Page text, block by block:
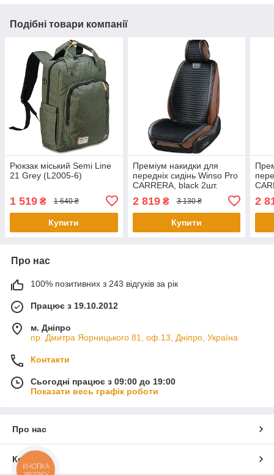
Подібні товари компанії
Рюкзак міський Semi Line
21 Grey (L2005-6)
1 519 ₴ 1 640 ₴
Купити
Преміум накидки для
передніх сидінь Winso Pro
СARRERA, black 2шт.
2 819₴ 3 130 ₴
Купити
2
Про нас
100% позитивних з 243 відгуків за рік
Працює з 19.10.2012
м. Дніпро
пр. Дмитра Яорницького 81, оф.13, Дніпро, Україна
Контакти
Сьогодні працює з 09:00 до 19:00
Показати весь графік роботи
Про нас
Контакти
КНОПКА